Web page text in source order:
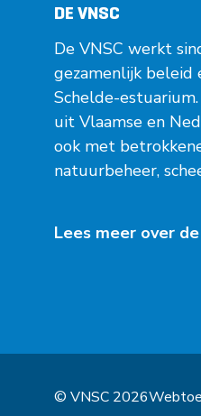
DE VNSC
De VNSC werkt
gezamenlijk beleid
Schelde-
uit Vlaamse en
ook met
natuurbeheer,
Lees meer over
© VNSC 2026